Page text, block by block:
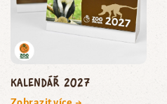
Kalendář 2027